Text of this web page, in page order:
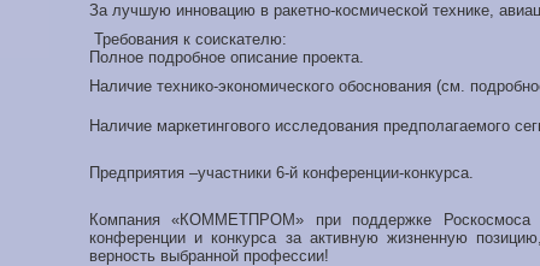
За лучшую инновацию в ракетно-космической технике,
Требования к соискателю:
Полное подробное описание проекта.
Наличие технико-экономического обоснования (см.
Наличие маркетингового исследования предполагаемого
Предприятия –участники 6-й конференции-конкурса.
Компания «КОММЕТПРОМ» при поддержке Роскосмоса
конференции и конкурса за активную жизненную
верность выбранной профессии!